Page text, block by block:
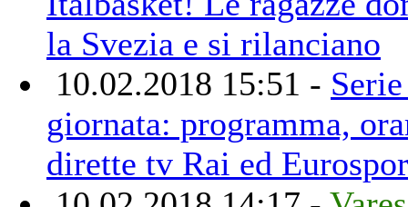
la Svezia e si rilanciano
10.02.2018 15:51 -
giornata: programma,
dirette tv Rai ed